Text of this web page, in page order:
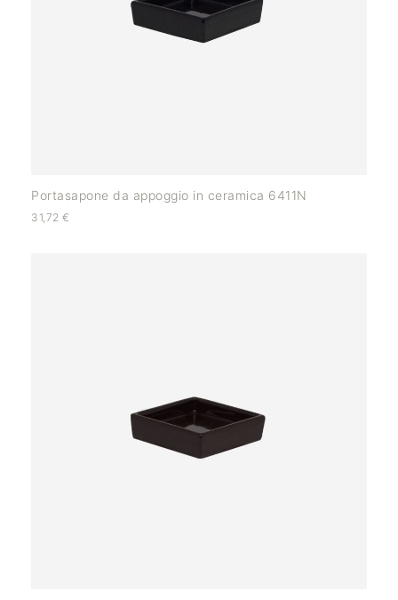
Portasapone da appoggio in ceramica 6411N
31,72 €